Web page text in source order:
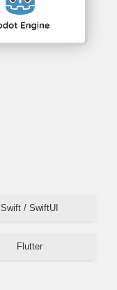
Swift / SwiftUI
Flutter